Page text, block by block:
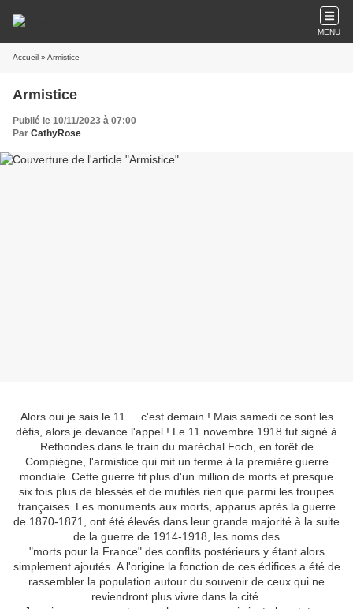
MENU
Accueil » Armistice
Armistice
Publié le 10/11/2023 à 07:00
Par CathyRose
Alors oui je sais le 11 ... c'est demain ! Mais samedi ce sont les
défis, alors je devance l'appel ! L e 11 novembre 1918 fut signé à
Rethondes dans le train du maréchal Foch, en forêt de
Compiègne, l'armistice qui mit un terme à la première guerre
mondiale. Cette guerre fit plus d'un million de morts et presque
six fois plus de blessés et de mutilés rien que parmi les troupes
françaises. Les monuments aux morts, apparus après la guerre
de 1870-1871, ont été élevés dans leur grande majorité à la suite
de la guerre de 1914-1918, les noms des
"morts pour la France" des conflits postérieurs y étant alors
simplement ajoutés. A l'origine la fonction de ces édifices a été de
rassembler la population autour du souvenir de ceux qui ne
reviendront plus vivre dans la cité.